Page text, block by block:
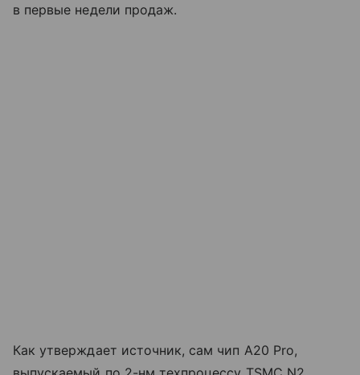
в первые недели продаж.
Как утверждает источник, сам чип A20 Pro,